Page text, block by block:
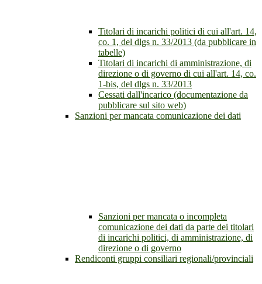
Titolari di incarichi politici di cui all'art. 14,
co. 1, del dlgs n. 33/2013 (da pubblicare in
tabelle)
Titolari di incarichi di amministrazione, di
direzione o di governo di cui all'art. 14, co.
1-bis, del dlgs n. 33/2013
Cessati dall'incarico (documentazione da
pubblicare sul sito web)
Sanzioni per mancata comunicazione dei dati
Sanzioni per mancata o incompleta
comunicazione dei dati da parte dei titolari
di incarichi politici, di amministrazione, di
direzione o di governo
Rendiconti gruppi consiliari regionali/provinciali